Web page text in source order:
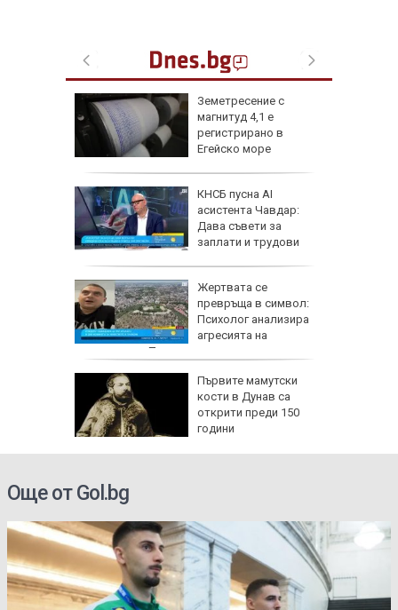
Земетресение с
магнитуд 4,1 е
регистрирано в
Егейско море
КНСБ пусна AI
асистента Чавдар:
Дава съвети за
заплати и трудови
Жертвата се
превръща в символ:
Психолог анализира
агресията на
младежите в Пловдив
Първите мамутски
кости в Дунав са
открити преди 150
години
Още от Gol.bg